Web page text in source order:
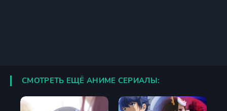
СМОТРЕТЬ ЕЩЁ АНИМЕ СЕРИАЛЫ: